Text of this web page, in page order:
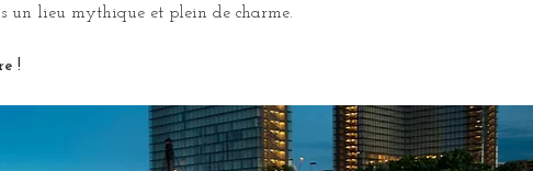
un lieu mythique et plein de charme.
!